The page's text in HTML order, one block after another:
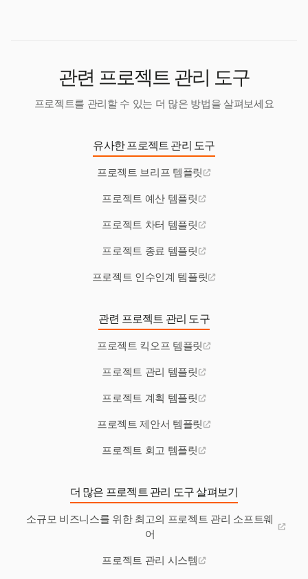
관련 프로젝트 관리 도구
프로젝트를 관리할 수 있는 더 많은 방법을 살펴보세요
유사한 프로젝트 관리 도구
프로젝트 브리프 템플릿
프로젝트 예산 템플릿
프로젝트 차터 템플릿
프로젝트 종료 템플릿
프로젝트 인수인계 템플릿
관련 프로젝트 관리 도구
프로젝트 킥오프 템플릿
프로젝트 관리 템플릿
프로젝트 계획 템플릿
프로젝트 제안서 템플릿
프로젝트 회고 템플릿
더 많은 프로젝트 관리 도구 살펴보기
소규모 비즈니스를 위한 최고의 프로젝트 관리 소프트웨
어
프로젝트 관리 시스템